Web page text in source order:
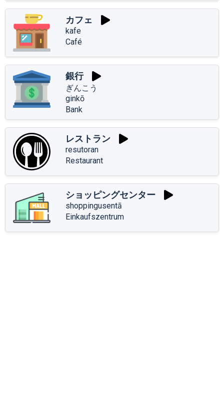
カフェ
kafe
Café
銀行
ぎんこう
ginkō
Bank
レストラン
resutoran
Restaurant
ショッピングセンター
shoppingusentā
Einkaufszentrum